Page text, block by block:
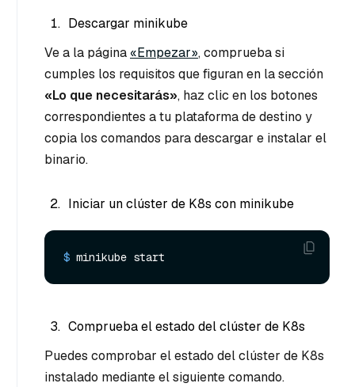
Descargar minikube
Ve a la página «Empezar», comprueba si
cumples los requisitos que figuran en la sección
«Lo que necesitarás», haz clic en los botones
correspondientes a tu plataforma de destino y
copia los comandos para descargar e instalar el
binario.
Iniciar un clúster de K8s con minikube
$ minikube start
Comprueba el estado del clúster de K8s
Puedes comprobar el estado del clúster de K8s
instalado mediante el siguiente comando.